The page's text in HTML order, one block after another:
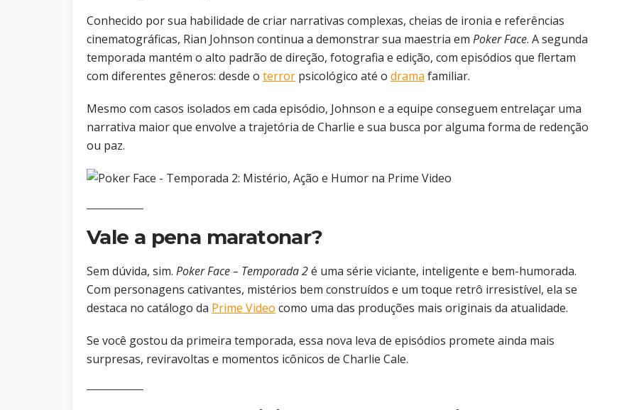
Conhecido por sua habilidade de criar narrativas complexas, cheias de ironia e referências
cinematográficas, Rian Johnson continua a demonstrar sua maestria em Poker Face. A segunda
temporada mantém o alto padrão de direção, fotografia e edição, com episódios que flertam
com diferentes gêneros: desde o terror psicológico até o drama familiar.
Mesmo com casos isolados em cada episódio, Johnson e a equipe conseguem entrelaçar uma
narrativa maior que envolve a trajetória de Charlie e sua busca por alguma forma de redenção
ou paz.
Vale a pena maratonar?
Sem dúvida, sim. Poker Face – Temporada 2é uma série viciante, inteligente e bem-humorada.
Com personagens cativantes, mistérios bem construídos e um toque retrô irresistível, ela se
destaca no catálogo da Prime Video como uma das produções mais originais da atualidade.
Se você gostou da primeira temporada, essa nova leva de episódios promete ainda mais
surpresas, reviravoltas e momentos icônicos de Charlie Cale.